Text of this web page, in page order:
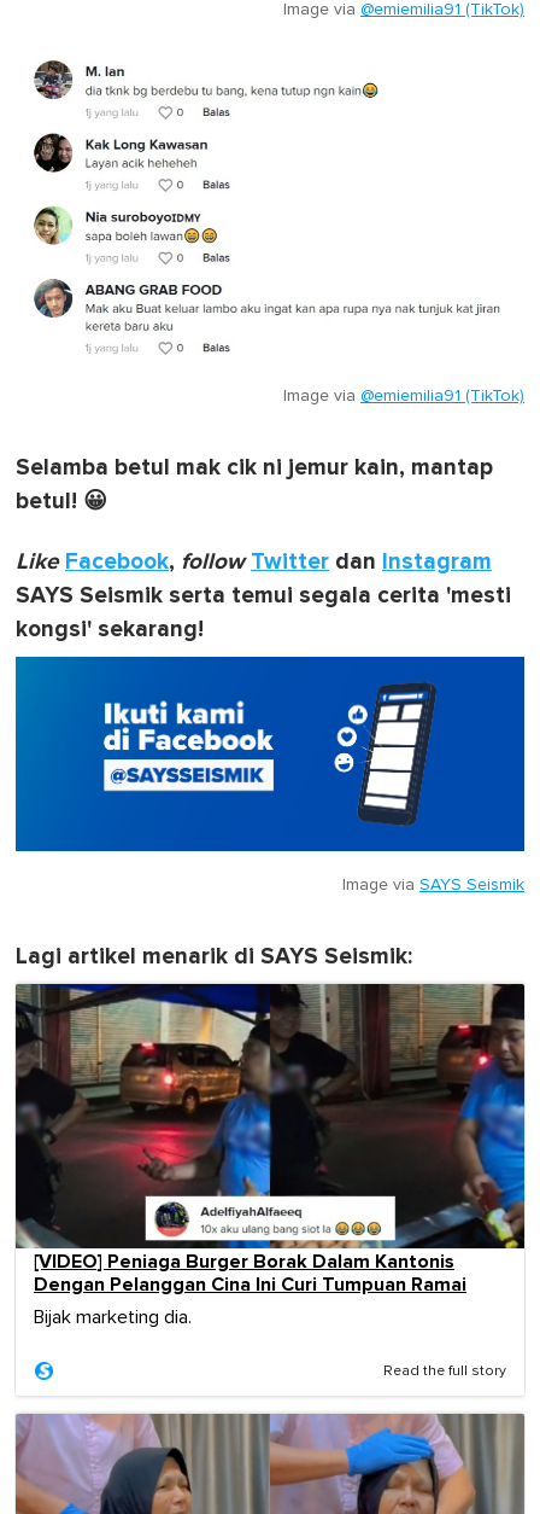
Image via @emiemilia91 (TikTok)
Image via @emiemilia91 (TikTok)
Selamba betul mak cik ni jemur kain, mantap
betul! 😀
Like Facebook, follow Twitter dan Instagram
SAYS Seismik serta temui segala cerita 'mesti
kongsi' sekarang!
Image via SAYS Seismik
Lagi artikel menarik di SAYS Seismik:
[VIDEO] Peniaga Burger Borak Dalam Kantonis
Dengan Pelanggan Cina Ini Curi Tumpuan Ramai
Bijak marketing dia.
Read the full story